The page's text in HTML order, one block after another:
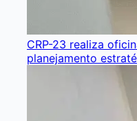
CRP-23 realiza
planejamento